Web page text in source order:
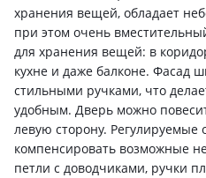
хранения вещей, обладает
при этом очень
для хранения вещей: в
кухне и даже балконе. Фасад
стильными ручками, что
удобным. Дверь можно
левую сторону.
компенсировать возможные
петли с доводчиками, ручки